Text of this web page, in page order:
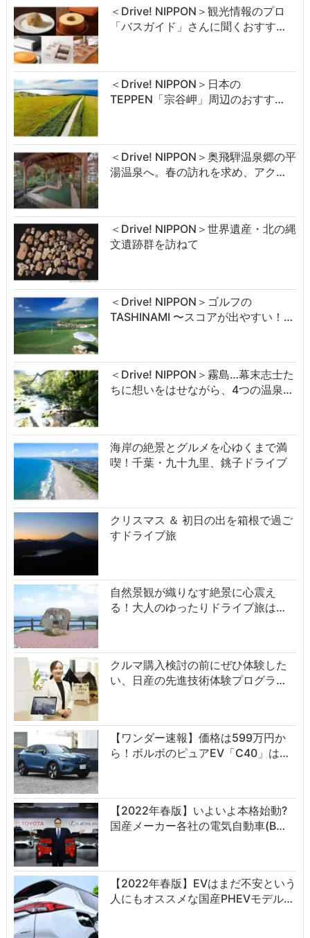
＜Drive! NIPPON＞観光情報のプロ
「バスガイド」さんに聞くおすす…
＜Drive! NIPPON＞日本の
TEPPEN「宗谷岬」周辺のおすす…
＜Drive! NIPPON＞奥飛騨温泉郷の平
湯温泉へ。春の訪れを求め、アク…
＜Drive! NIPPON＞世界遺産・北の縄
文遺跡群を訪ねて
＜Drive! NIPPON＞ゴルフの
TASHINAMI 〜スコアが出やすい！…
＜Drive! NIPPON＞霧島…幕末志士た
ちに想いをはせながら、4つの温泉…
海岸の絶景とグルメを心ゆくまで満
喫！千葉・九十九里、銚子ドライブ
クリスマス ＆ 初日の出を箱根で過ご
すドライブ旅
自然景観が織りなす絶景に心震え
る！大人のゆったりドライブ旅は…
クルマ購入検討の前にぜひ体験した
い、日産の先進技術体験プログラ…
【ワンダー速報】価格は599万円か
ら！ボルボのピュアEV「C40」は…
【2022年春版】いよいよ本格始動?
国産メーカー各社の電気自動車(B…
【2022年春版】EVはまだ不安という
人にもオススメな国産PHEVモデル…